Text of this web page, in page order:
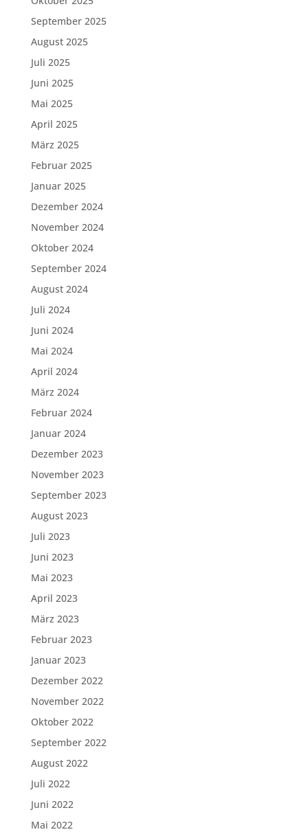
September 2025
August 2025
Juli 2025
Juni 2025
Mai 2025
April 2025
März 2025
Februar 2025
Januar 2025
Dezember 2024
November 2024
Oktober 2024
September 2024
August 2024
Juli 2024
Juni 2024
Mai 2024
April 2024
März 2024
Februar 2024
Januar 2024
Dezember 2023
November 2023
September 2023
August 2023
Juli 2023
Juni 2023
Mai 2023
April 2023
März 2023
Februar 2023
Januar 2023
Dezember 2022
November 2022
Oktober 2022
September 2022
August 2022
Juli 2022
Juni 2022
Mai 2022